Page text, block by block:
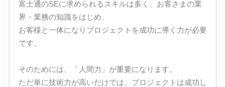
富士通のSEに求められるスキルは多く、お客さまの業
界・業務の知識をはじめ、
お客様と一体になりプロジェクトを成功に導く力が必要
です。
そのためには、「人間力」が重要になります。
ただ単に技術力が高いだけでは、プロジェクトは成功し